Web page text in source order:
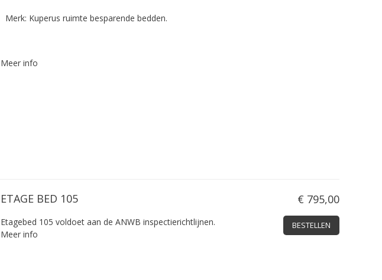
Merk: Kuperus ruimte besparende bedden.
Meer info
ETAGE BED 105 € 795,00
BESTELLEN
Etagebed 105 voldoet aan de ANWB inspectierichtlijnen.
Meer info